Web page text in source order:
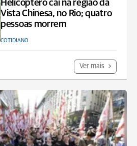
Helicóptero cai na região da
Vista Chinesa, no Rio; quatro
pessoas morrem
COTIDIANO
Ver mais